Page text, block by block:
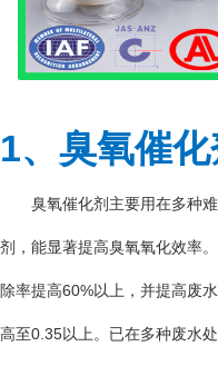
1、臭氧催
臭氧催化剂主要用在多种
剂，能显著提高臭氧氧化效率
除率提高60%以上，并提高废
高至0.35以上。已在多种废水